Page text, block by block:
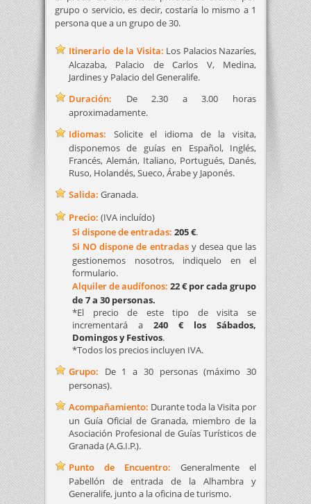
grupo o servicio, es decir, costaría lo mismo a 1
persona que a un grupo de 30.
Itinerario de la Visita: Los Palacios Nazaríes,
Alcazaba, Palacio de Carlos V, Medina,
Jardines y Palacio del Generalife.
Duración: De 2.30 a 3.00 horas
aproximadamente.
Idiomas: Solicite el idioma de la visita,
disponemos de guías en Español, Inglés,
Francés, Alemán, Italiano, Portugués, Danés,
Ruso, Holandés, Sueco, Árabe y Japonés.
Salida: Granada.
Precio: (IVA incluído)
Si dispone de entradas: 205 €.
Si NO dispone de entradasy desea que las
gestionemos nosotros, indiquelo en el
formulario.
Alquiler de audífonos: 22 € por cada grupo
de 7 a 30 personas.
*El precio de este tipo de visita se
incrementará a 240 € los Sábados,
Domingos y Festivos.
*Todos los precios incluyen IVA.
Grupo: De 1 a 30 personas (máximo 30
personas).
Acompañamiento: Durante toda la Visita por
un Guía Oficial de Granada, miembro de la
Asociación Profesional de Guías Turísticos de
Granada (A.G.I.P.).
Punto de Encuentro: Generalmente el
Pabellón de entrada de la Alhambra y
Generalife, junto a la oficina de turismo.